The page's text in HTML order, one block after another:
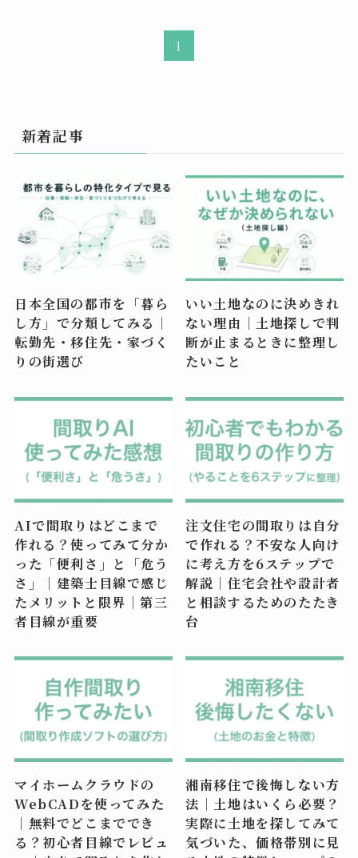
1
新着記事
日本全国の都市を「暮ら
し方」で分類してみる｜
転勤先・移住先・家づく
りの街選び
いい土地なのに決めきれ
ない理由｜土地探しで判
断が止まるときに整理し
たいこと
AIで間取りはどこまで
作れる？使ってみて分か
った「便利さ」と「危う
さ」｜建築士目線で感じ
たメリットと限界｜第三
者目線が重要
注文住宅の間取りは自分
で作れる？不安な人向け
に考え方を6ステップで
解説｜住宅会社や設計者
と相談するためのたたき
台
マイホームクラウドの
WebCADを使ってみた
｜無料でどこまででき
る？初心者目線でレビュ
湘南移住で後悔しない方
法｜土地はいくら必要？
実際に土地を探してみて
気づいた、価格帯別に見